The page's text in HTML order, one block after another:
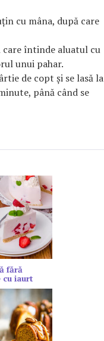
cu mâna, după care
care întinde aluatul cu
unui pahar.
de copt şi se lasă la
până când se
fără
cu iaurt